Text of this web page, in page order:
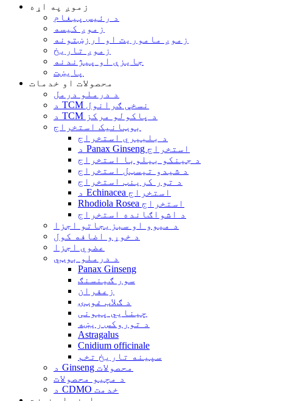
زموږ په اړه
د رئیس پیغام
زموږ کیسه
زموږ ماموریت او ارزښتونه
زموږ تاریخ
جایزې او پیژندنه
پایښت
محصولات او خدمات
د درملو درمل
د TCM نسخې ګرانول
د TCM د پاکولو مرکز
بوټانیک استخراج
د بلبیري استخراج
د Panax Ginseng استخراج
د جینکو بیلوبا استخراج
د شیدو تیسټل استخراج
د تور کرینټ استخراج
د Echinacea استخراج
Rhodiola Rosea استخراج
د اشواګانده استخراج
د میوو او سبزیجاتو اجزا
د خوړو اضافه کول
عضوي اجزا
د درملو بوټي
Panax Ginseng
سور ګینسنګ
زعفران
د ګلاب غوټۍ
چینایي پیونی
د توروکس ریښه
Astragalus
Cnidium officinale
سپینه تاریخ تخم
د Ginseng محصولات
د مچیو محصولات
د CDMO خدمت